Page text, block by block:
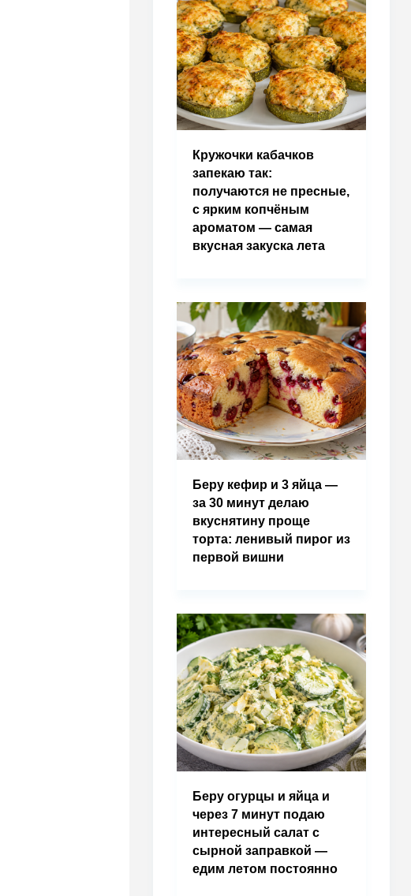
Кружочки кабачков
запекаю так:
получаются не пресные,
с ярким копчёным
ароматом — самая
вкусная закуска лета
Беру кефир и 3 яйца —
за 30 минут делаю
вкуснятину проще
торта: ленивый пирог из
первой вишни
Беру огурцы и яйца и
через 7 минут подаю
интересный салат с
сырной заправкой —
едим летом постоянно